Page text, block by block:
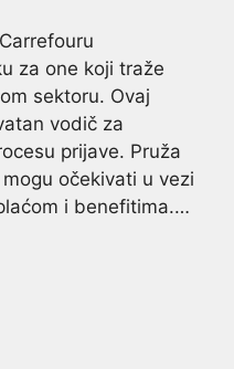
za one koji traže
sektoru. Ovaj
vodič za
prijave. Pruža
očekivati u vezi
i benefitima.…